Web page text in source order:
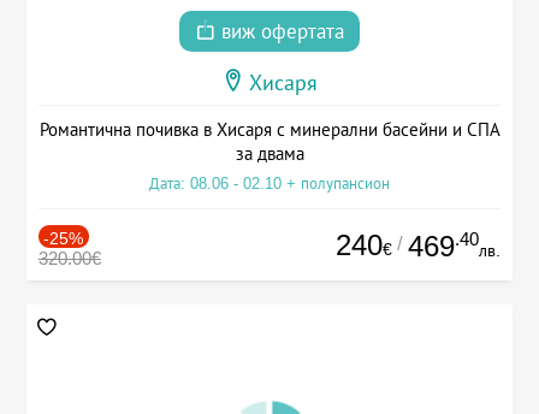
виж офертата
Хисаря
Романтична почивка в Хисаря с минерални басейни и СПА
за двама
Дата: 08.06 - 02.10 + полупансион
-25%
320.00€ 240€ / 469.40
лв.